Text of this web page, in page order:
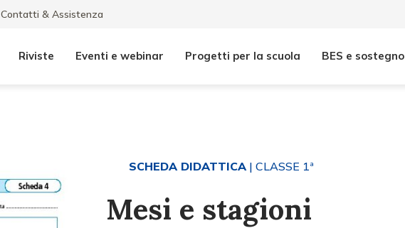
Contatti & Assistenza
Riviste Eventi e webinar Progetti per la scuola BES e sostegno
SCHEDA DIDATTICA| CLASSE 1ª
Mesi e stagioni